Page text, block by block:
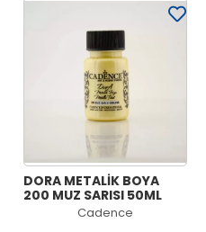
DORA METALİK BOYA
200 MUZ SARISI 50ML
Cadence